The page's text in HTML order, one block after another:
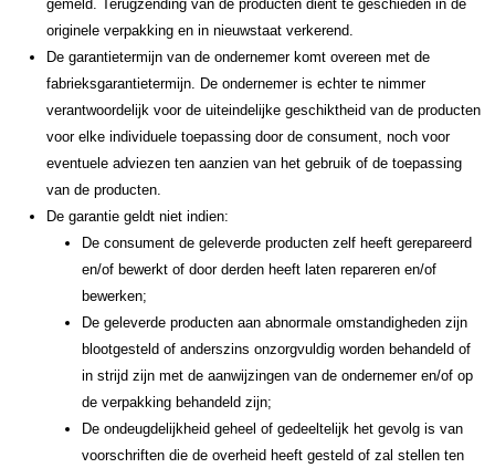
gemeld. Terugzending van de producten dient te geschieden in de
originele verpakking en in nieuwstaat verkerend.
De garantietermijn van de ondernemer komt overeen met de
fabrieksgarantietermijn. De ondernemer is echter te nimmer
verantwoordelijk voor de uiteindelijke geschiktheid van de producten
voor elke individuele toepassing door de consument, noch voor
eventuele adviezen ten aanzien van het gebruik of de toepassing
van de producten.
De garantie geldt niet indien:
De consument de geleverde producten zelf heeft gerepareerd
en/of bewerkt of door derden heeft laten repareren en/of
bewerken;
De geleverde producten aan abnormale omstandigheden zijn
blootgesteld of anderszins onzorgvuldig worden behandeld of
in strijd zijn met de aanwijzingen van de ondernemer en/of op
de verpakking behandeld zijn;
De ondeugdelijkheid geheel of gedeeltelijk het gevolg is van
voorschriften die de overheid heeft gesteld of zal stellen ten